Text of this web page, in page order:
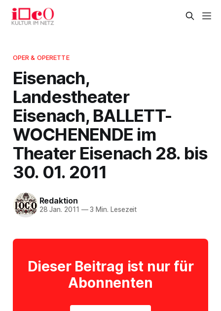
OPER & OPERETTE
Eisenach,
Landestheater
Eisenach, BALLETT-
WOCHENENDE im
Theater Eisenach 28. bis
30. 01. 2011
Redaktion
28 Jan. 2011 —3 Min. Lesezeit
Dieser Beitrag ist nur für
Abonnenten